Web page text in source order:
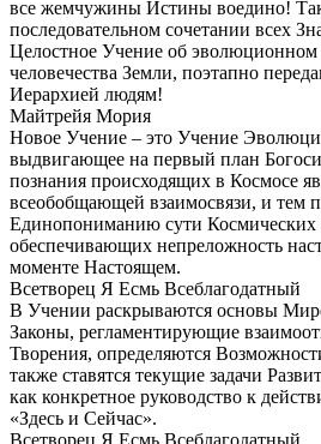
все жемчужины Истины воедино!
последовательном сочетании всех
Целостное Учение об
человечества Земли, поэтапно
Иерархией людям!
Майтрейя Мория
Новое Учение – это Учение
выдвигающее на первый план
познания происходящих в Космосе
всеобобщающей взаимосвязи, и тем
Единопониманию сути Космических
обеспечивающих непреложность
моменте Настоящем.
Всетворец Я Есмь Всеблагодатный
В Учении раскрываются основы
Законы, регламентирующие
Творения, определяются
также ставятся текущие задачи
как конкретное руководство к
«Здесь и Сейчас».